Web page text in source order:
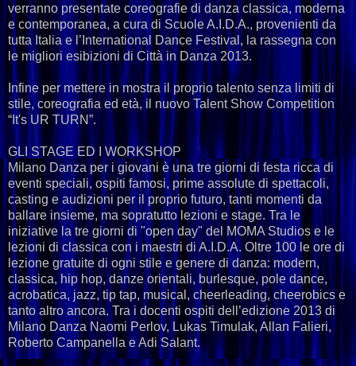
verranno presentate coreografie di danza classica, moderna
e contemporanea, a cura di Scuole A.I.D.A., provenienti da
tutta Italia e l’International Dance Festival, la rassegna con
le migliori esibizioni di Città in Danza 2013.
Infine per mettere in mostra il proprio talento senza limiti di
stile, coreografia ed età, il nuovo Talent Show Competition
“It's UR TURN”.
GLI STAGE ED I WORKSHOP
Milano Danza per i giovani è una tre giorni di festa ricca di
eventi speciali, ospiti famosi, prime assolute di spettacoli,
casting e audizioni per il proprio futuro, tanti momenti da
ballare insieme, ma sopratutto lezioni e stage. Tra le
iniziative la tre giorni di "open day" del MOMA Studios e le
lezioni di classica con i maestri di A.I.D.A. Oltre 100 le ore di
lezione gratuite di ogni stile e genere di danza: modern,
classica, hip hop, danze orientali, burlesque, pole dance,
acrobatica, jazz, tip tap, musical, cheerleading, cheerobics e
tanto altro ancora. Tra i docenti ospiti dell’edizione 2013 di
Milano Danza Naomi Perlov, Lukas Timulak, Allan Falieri,
Roberto Campanella e Adi Salant.